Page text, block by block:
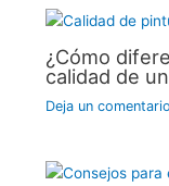
k
¿Cómo
calidad de
Deja un comentario